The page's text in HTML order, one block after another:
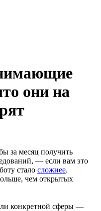
они на
за месяц получить
― если вам это
стало сложнее.
чем открытых
конкретной сферы —